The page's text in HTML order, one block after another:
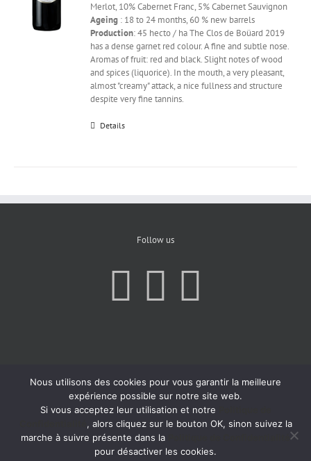
Merlot, 10% Cabernet Franc, 5% Cabernet Sauvignon
Ageing : 18 to 24 months, 60 % new barrels
Production: 45 hecto / ha The Clos de Boüard 2019
has a dense garnet red colour. A fine and subtle nose.
Aromas of fruit: red and black. Slight notes of wood
and spices (liquorice). In the mouth, a very pleasant,
almost "creamy" attack, a nice fullness and structure
despite very fine tannins.
Details
Follow us
Nous utilisons des cookies pour vous garantir la meilleure
expérience possible sur notre site web.
Si vous acceptez leur utilisation et notre
, alors cliquez sur le bouton OK, sinon suivez la
marche à suivre présente dans la
pour désactiver les cookies.